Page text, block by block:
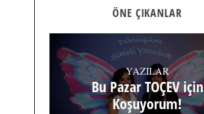
ÖNE ÇIKANLAR
YAZILAR
Bu Pazar TOÇEV için
Koşuyorum!